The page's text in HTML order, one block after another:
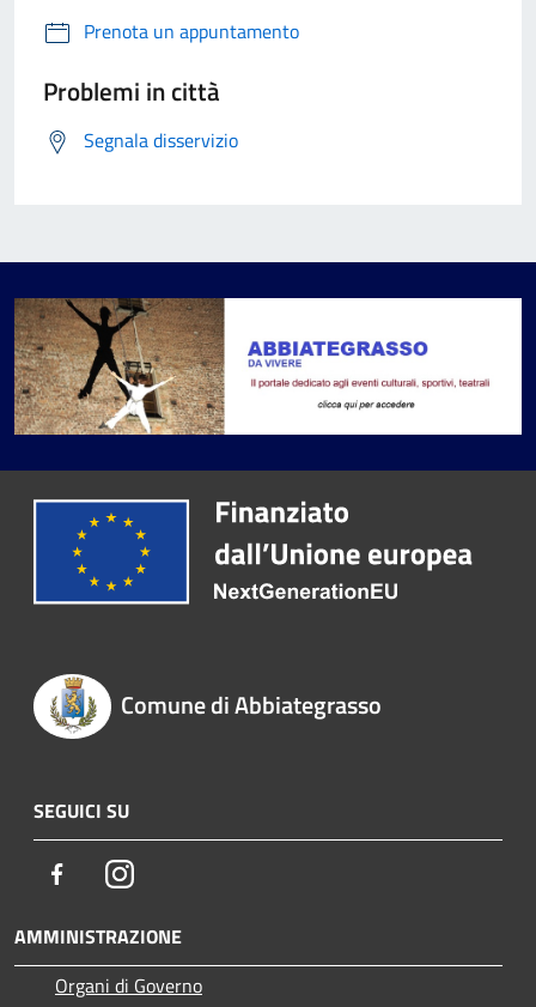
Prenota un appuntamento
Problemi in città
Segnala disservizio
Comune di Abbiategrasso
SEGUICI SU
FacebookInstagram
AMMINISTRAZIONE
Organi di Governo